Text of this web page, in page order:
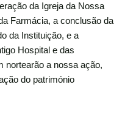
da Igreja da Nossa
Farmácia, a conclusão da
da Instituição, e a
Hospital e das
nortearão a nossa ação,
do património